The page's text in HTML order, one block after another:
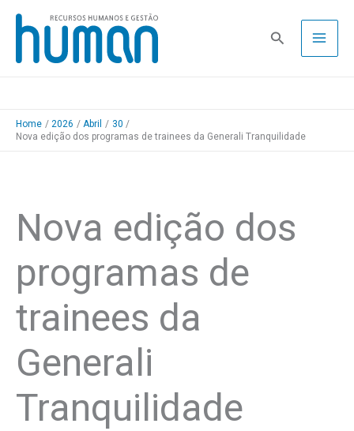
Skip
content
Pesquisa
Home 2026 Abril
30
Nova edição dos programas de trainees da Generali Tranquilidade
Nova edição dos
programas de
trainees da
Generali
Tranquilidade